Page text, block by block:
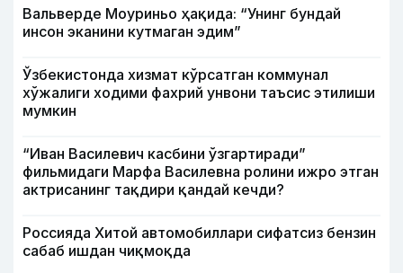
Вальверде Моуриньо ҳақида: “Унинг бундай
инсон эканини кутмаган эдим”
Ўзбекистонда хизмат кўрсатган коммунал
хўжалиги ходими фахрий унвони таъсис этилиши
мумкин
“Иван Василевич касбини ўзгартиради”
фильмидаги Марфа Василевна ролини ижро этган
актрисанинг тақдири қандай кечди?
Россияда Хитой автомобиллари сифатсиз бензин
сабаб ишдан чиқмоқда